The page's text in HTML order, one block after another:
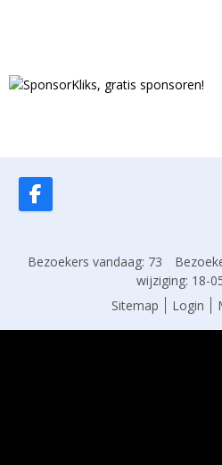
Bezoekers vandaag: 73
wijziging: 18-
Sitemap
Login